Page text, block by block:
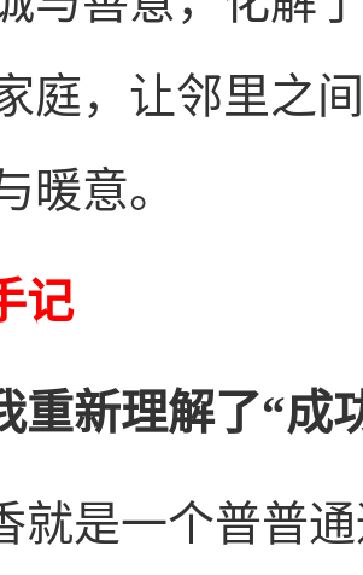
庭，让邻里之
暖意。
记
重新理解了“成
就是一个普普